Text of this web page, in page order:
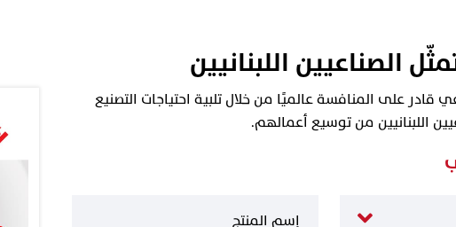
الصناعيين اللبنانيين
قادر على المنافسة عالميًا من خلال تلبية احتياجات التصنيع
اللبنانيين من توسيع أعمالهم.